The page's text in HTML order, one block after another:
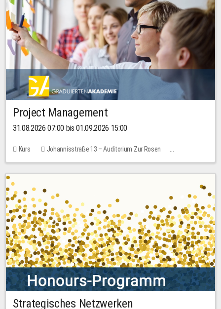
Project Management
31.08.2026 07:00 bis 01.09.2026 15:00
Kurs
Johannisstraße 13 – Auditorium Zur Rosen
Keine freien Plätze
30,00 EUR
Strategisches Netzwerken